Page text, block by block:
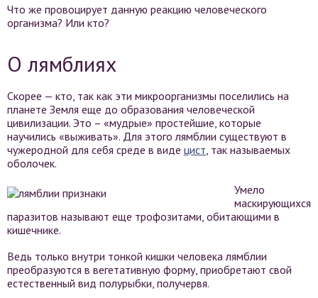
Что же провоцирует данную реакцию человеческого
организма? Или кто?
О лямблиях
Скорее — кто, так как эти микроорганизмы поселились на
планете Земля еще до образования человеческой
цивилизации. Это – «мудрые» простейшие, которые
научились «выживать». Для этого лямблии существуют в
чужеродной для себя среде в виде цист, так называемых
оболочек.
Умело
маскирующихся
паразитов называют еще трофозитами, обитающими в
кишечнике.
Ведь только внутри тонкой кишки человека лямблии
преобразуются в вегетативную форму, приобретают свой
естественный вид полурыбки, получервя.